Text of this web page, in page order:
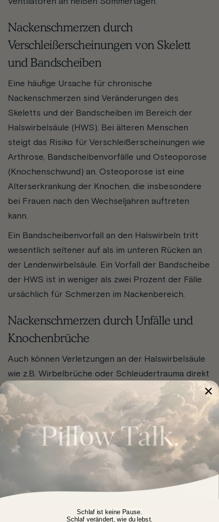
Nackenschmerzen durch
Verschleißerscheinungen von Skelett
und Bandscheiben
Eine häufige Ursache für chronische
Nackenschmerzen sind Veränderungen des
Skeletts und der Bandscheiben im Bereich der
Halswirbelsäule (HWS). Bei älteren Menschen
steigt das Risiko für Verschleißerscheinungen wie
Arthrose, Bandscheibenvorfälle und Osteoporose
(Knochenschwund) an. Osteoporose ist eine
Alterserkrankung der Knochen, die insbesondere
bei Frauen nach den Wechseljahren auftreten
kann.
Ein Bandscheibenvorfall an den Halswirbeln tritt
wesentlich seltener auf als im unteren Rücken an
der Lendenwirbelsäule. Ein Vorfall der Bandscheibe
der HWS ist in weniger als zwei Prozent der Fälle
ursächlich für Schmerzen im Nackenbereich.
Nackenschmerzen durch Unfälle und
Knochenbrüche
Auch können Verletzungen an der Halswirbelsäule
wie z.B. Wirbelbrüche oder Schleudertrauma direkt
einen steifen Nacken mit Schmerzen hervorrufen.
Bei einem Schleudertrauma handelt es sich um
eine Verletzung (Trauma) der Muskeln, Bänder und
Sehnen in der Halswirbelsäule (HWS), die durch
eine schnelle, starke Beugung und anschließender
starker Überstreckung des Kopfs entsteht. Im
Rahmen einer Osteoporose kann es zu
Wirbelbrüchen im Bereich der Halswirbelsäule
Schlaf ist keine Pause.
Schlaf verändert, wie du lebst.